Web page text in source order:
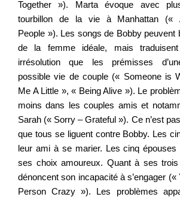
Together »). Marta évoque avec
tourbillon de la vie à Manhattan («
People »). Les songs de Bobby peuvent
de la femme idéale, mais
irrésolution que les prémisses
possible vie de couple (« Someone is
Me A Little », « Being Alive »). Le
moins dans les couples amis et
Sarah (« Sorry – Grateful »). Ce n’est
que tous se liguent contre Bobby. Les
leur ami à se marier. Les cinq
ses choix amoureux. Quant à ses trois
dénoncent son incapacité à s’engager
Person Crazy »). Les problèmes